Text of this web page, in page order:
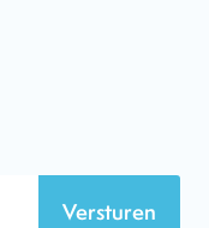
Versturen